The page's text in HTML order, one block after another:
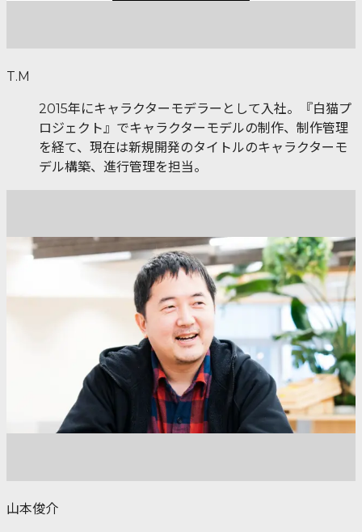
T.M
2015年にキャラクターモデラーとして入社。『白猫プ
ロジェクト』でキャラクターモデルの制作、制作管理
を経て、現在は新規開発のタイトルのキャラクターモ
デル構築、進行管理を担当。
山本俊介